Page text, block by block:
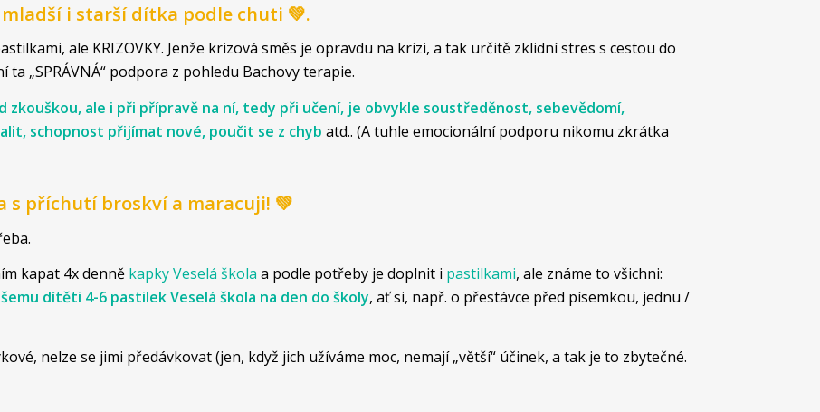
i starší dítka podle chuti 💚.
ale KRIZOVKY. Jenže krizová směs je opravdu na krizi, a tak určitě zklidní stres s cestou do
„SPRÁVNÁ“ podpora z pohledu Bachovy terapie.
ale i při přípravě na ní, tedy při učení, je obvykle soustředěnost, sebevědomí,
schopnost přijímat nové, poučit se z chyb atd.. (A tuhle emocionální podporu nikomu zkrátka
s příchutí broskví a maracuji! 💚
kapat 4x denně kapky Veselá škola a podle potřeby je doplnit i pastilkami, ale známe to všichni:
dítěti 4-6 pastilek Veselá škola na den do školy, ať si, např. o přestávce před písemkou, jednu /
nelze se jimi předávkovat (jen, když jich užíváme moc, nemají „větší“ účinek, a tak je to zbytečné.